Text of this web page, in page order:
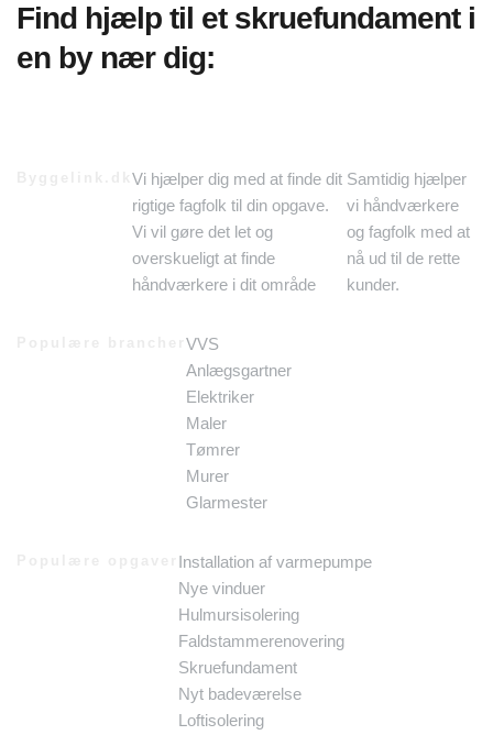
Find hjælp til et skruefundament i
en by nær dig:
Vi hjælper dig med at finde dit
rigtige fagfolk til din opgave.
Vi vil gøre det let og
overskueligt at finde
håndværkere i dit område
Samtidig hjælper
vi håndværkere
og fagfolk med at
nå ud til de rette
kunder.
VVS
Anlægsgartner
Elektriker
Maler
Tømrer
Murer
Glarmester
Installation af varmepumpe
Nye vinduer
Hulmursisolering
Faldstammerenovering
Skruefundament
Nyt badeværelse
Loftisolering